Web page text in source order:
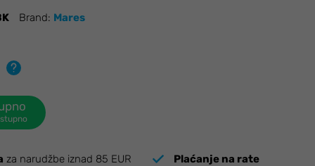
Brand: Mares
za narudžbe iznad 85 EUR
Plaćanje na rate